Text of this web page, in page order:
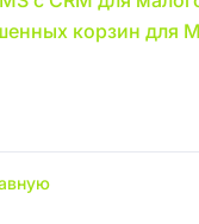
корзин для